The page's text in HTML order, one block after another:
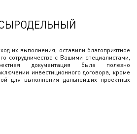
их выполнения, оставили благоприятное
сотрудничества с Вашими специалистами,
документация была полезно
инвестиционного договора, кроме
для выполнения дальнейших проектных